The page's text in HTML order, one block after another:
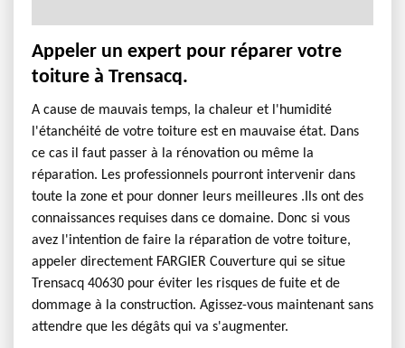
Appeler un expert pour réparer votre
toiture à Trensacq.
A cause de mauvais temps, la chaleur et l'humidité
l'étanchéité de votre toiture est en mauvaise état. Dans
ce cas il faut passer à la rénovation ou même la
réparation. Les professionnels pourront intervenir dans
toute la zone et pour donner leurs meilleures .Ils ont des
connaissances requises dans ce domaine. Donc si vous
avez l'intention de faire la réparation de votre toiture,
appeler directement FARGIER Couverture qui se situe
Trensacq 40630 pour éviter les risques de fuite et de
dommage à la construction. Agissez-vous maintenant sans
attendre que les dégâts qui va s'augmenter.